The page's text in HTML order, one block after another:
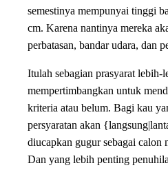
semestinya mempunyai tinggi
cm. Karena nantinya mereka
perbatasan, bandar udara, dan
Itulah sebagian prasyarat lebih-
mempertimbangkan untuk
kriteria atau belum. Bagi kau
persyaratan akan
diucapkan gugur sebagai
Dan yang lebih penting